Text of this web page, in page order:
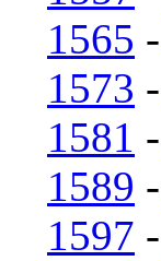
1565 -
1573 -
1581 -
1589 -
1597 -